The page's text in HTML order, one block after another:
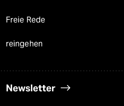
Freie Rede
reingehen
Newsletter